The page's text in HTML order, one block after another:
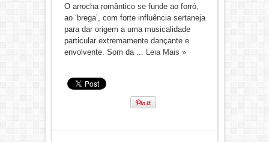
O arrocha romântico se funde ao forró,
ao ‘brega’, com forte influência sertaneja
para dar origem a uma musicalidade
particular extremamente dançante e
envolvente. Som da ... Leia Mais »